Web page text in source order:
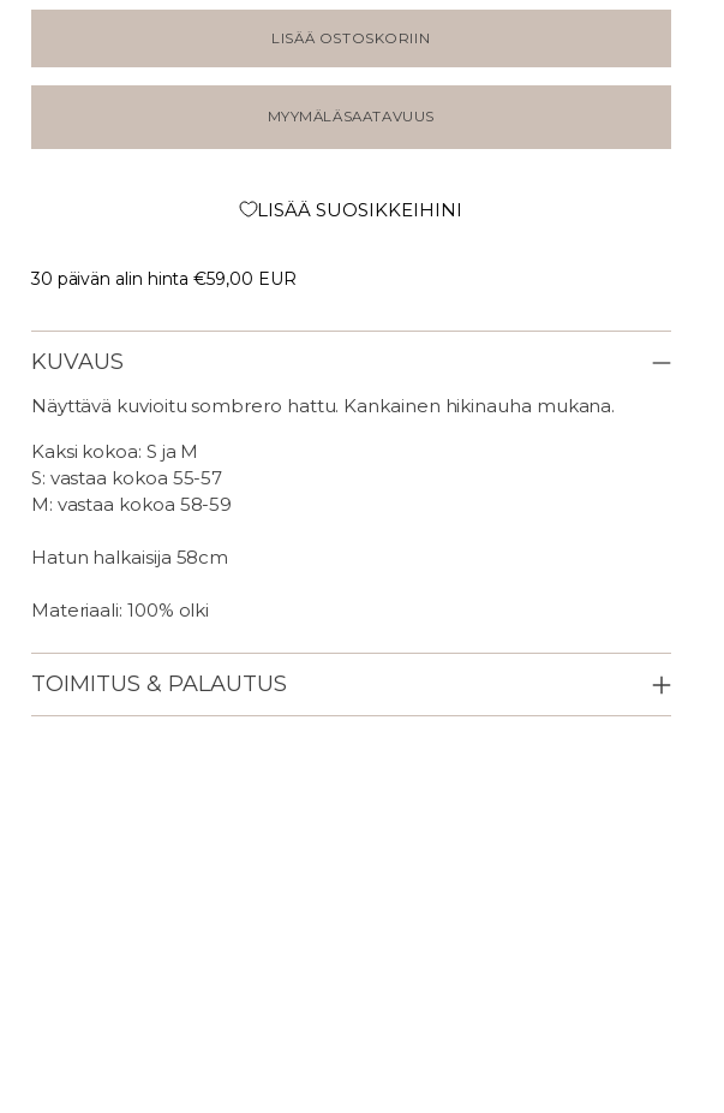
LISÄÄ OSTOSKORIIN
MYYMÄLÄSAATAVUUS
LISÄÄ SUOSIKKEIHINI
30 päivän alin hinta €59,00 EUR
KUVAUS
Näyttävä kuvioitu sombrero hattu. Kankainen hikinauha mukana.
Kaksi kokoa: S ja M
S: vastaa kokoa 55-57
M: vastaa kokoa 58-59
Hatun halkaisija 58cm
Materiaali: 100% olki
TOIMITUS & PALAUTUS